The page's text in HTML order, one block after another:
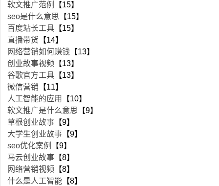
软文推广范例
【15】
seo是什么意思 【15】
百度站长工具 【15】
直播带货 【14】
网络营销如何赚钱 【13】
创业故事视频 【13】
谷歌官方工具 【13】
微信营销 【11】
人工智能的应用
【10】
软文推广是什么意思 【9】
草根创业故事 【9】
大学生创业故事 【9】
seo优化案例
【9】
马云创业故事 【8】
网络营销视频 【8】
什么是人工智能 【8】